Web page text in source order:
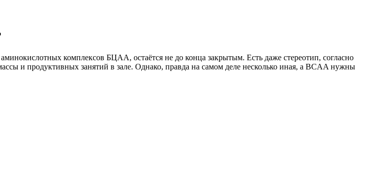
комплексов БЦАА, остаётся не до конца закрытым. Есть даже стереотип, согласно
и продуктивных занятий в зале. Однако, правда на самом деле несколько иная, а BCAA нужны